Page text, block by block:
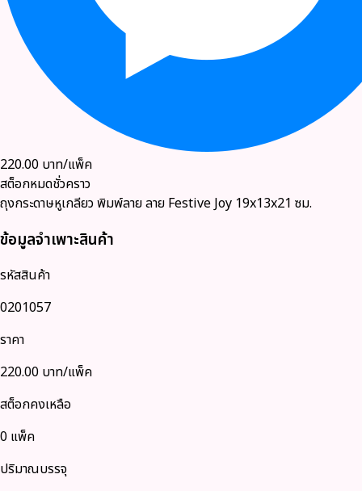
220.00 บาท/แพ็ค
สต็อกหมดชั่วคราว
ถุงกระดาษหูเกลียว พิมพ์ลาย ลาย Festive Joy 19x13x21 ซม.
ข้อมูลจำเพาะสินค้า
รหัสสินค้า
0201057
ราคา
220.00 บาท/แพ็ค
สต็อกคงเหลือ
0 แพ็ค
ปริมาณบรรจุ